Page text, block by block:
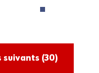
suivants (30)